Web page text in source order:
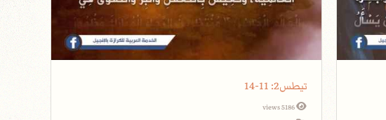
تيطس2: 11-14
5186 views